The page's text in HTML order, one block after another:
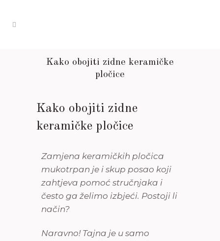
Kako obojiti zidne keramičke
pločice
Kako obojiti zidne
keramičke pločice
Zamjena keramičkih pločica
mukotrpan je i skup posao koji
zahtjeva pomoć stručnjaka i
često ga želimo izbjeći. Postoji li
način?
Naravno! Tajna je u samo